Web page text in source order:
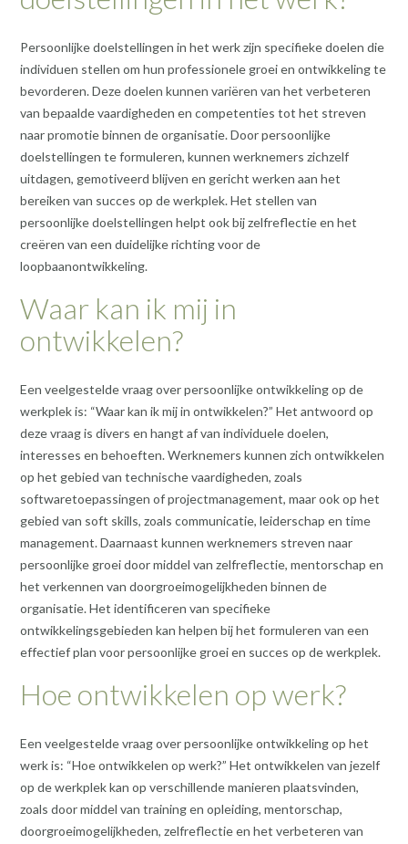
Persoonlijke doelstellingen in het werk zijn specifieke doelen die
individuen stellen om hun professionele groei en ontwikkeling te
bevorderen. Deze doelen kunnen variëren van het verbeteren
van bepaalde vaardigheden en competenties tot het streven
naar promotie binnen de organisatie. Door persoonlijke
doelstellingen te formuleren, kunnen werknemers zichzelf
uitdagen, gemotiveerd blijven en gericht werken aan het
bereiken van succes op de werkplek. Het stellen van
persoonlijke doelstellingen helpt ook bij zelfreflectie en het
creëren van een duidelijke richting voor de
loopbaanontwikkeling.
Waar kan ik mij in
ontwikkelen?
Een veelgestelde vraag over persoonlijke ontwikkeling op de
werkplek is: “Waar kan ik mij in ontwikkelen?” Het antwoord op
deze vraag is divers en hangt af van individuele doelen,
interesses en behoeften. Werknemers kunnen zich ontwikkelen
op het gebied van technische vaardigheden, zoals
softwaretoepassingen of projectmanagement, maar ook op het
gebied van soft skills, zoals communicatie, leiderschap en time
management. Daarnaast kunnen werknemers streven naar
persoonlijke groei door middel van zelfreflectie, mentorschap en
het verkennen van doorgroeimogelijkheden binnen de
organisatie. Het identificeren van specifieke
ontwikkelingsgebieden kan helpen bij het formuleren van een
effectief plan voor persoonlijke groei en succes op de werkplek.
Hoe ontwikkelen op werk?
Een veelgestelde vraag over persoonlijke ontwikkeling op het
werk is: “Hoe ontwikkelen op werk?” Het ontwikkelen van jezelf
op de werkplek kan op verschillende manieren plaatsvinden,
zoals door middel van training en opleiding, mentorschap,
doorgroeimogelijkheden, zelfreflectie en het verbeteren van